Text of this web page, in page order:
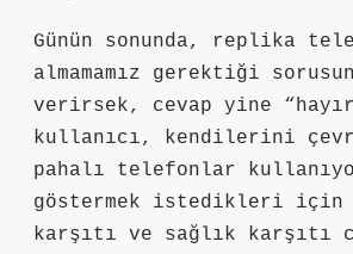
Günün sonunda, replika
almamamız gerektiği
verirsek, cevap yine
kullanıcı, kendilerini
pahalı telefonlar
göstermek istedikleri için
karşıtı ve sağlık karşıtı